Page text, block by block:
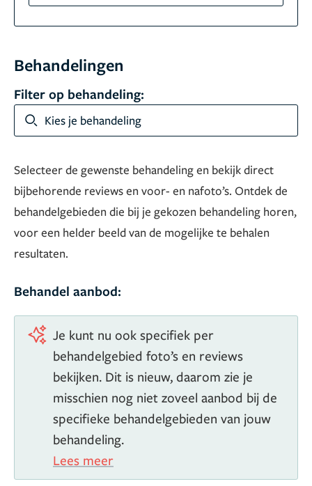
Behandelingen
Filter op behandeling:
Kies je behandeling
Selecteer de gewenste behandeling en bekijk direct
bijbehorende reviews en voor- en nafoto’s. Ontdek de
behandelgebieden die bij je gekozen behandeling horen,
voor een helder beeld van de mogelijke te behalen
resultaten.
Behandel aanbod:
Je kunt nu ook specifiek per
behandelgebied foto’s en reviews
bekijken. Dit is nieuw, daarom zie je
misschien nog niet zoveel aanbod bij de
specifieke behandelgebieden van jouw
behandeling.
Lees meer